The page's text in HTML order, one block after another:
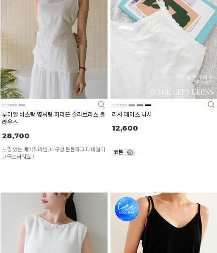
루미엘 바스락 옆셔링 허리끈 슬리브리스 블
라우스
28,700
느낌 있는 베이직라인, 내구성 튼튼하고 디테일이
고급스러워요-!
리사 레이스 나시
12,600